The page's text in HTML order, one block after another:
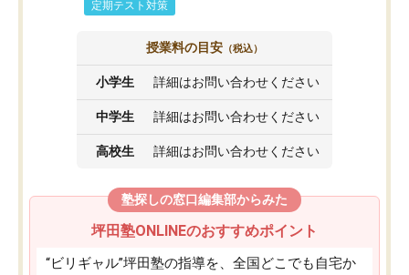
定期テスト対策
授業料の目安 （税込）
小学生 詳細はお問い合わせください
中学生 詳細はお問い合わせください
高校生 詳細はお問い合わせください
塾探しの窓口編集部からみた
坪田塾ONLINEのおすすめポイント
“ビリギャル”坪田塾の指導を、全国どこでも自宅か